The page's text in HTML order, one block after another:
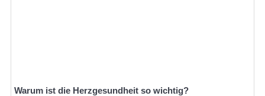
Warum ist die Herzgesundheit so wichtig?